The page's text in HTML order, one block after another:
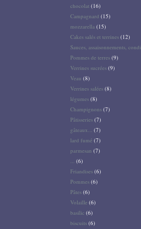
chocolat (16)
Campagnard (15)
mozzarella (15)
Cakes salés et terrines (12)
Sauces, assaisonnements, condi
Pommes de terres (9)
Verrines sucrées (9)
Veau (8)
Verrines salées (8)
légumes (8)
Champignons (7)
Pâtisseries (7)
gâteaux... (7)
lard fumé (7)
parmesan (7)
... (6)
Friandises (6)
Pommes (6)
Pâtes (6)
Volaille (6)
basilic (6)
biscuits (6)